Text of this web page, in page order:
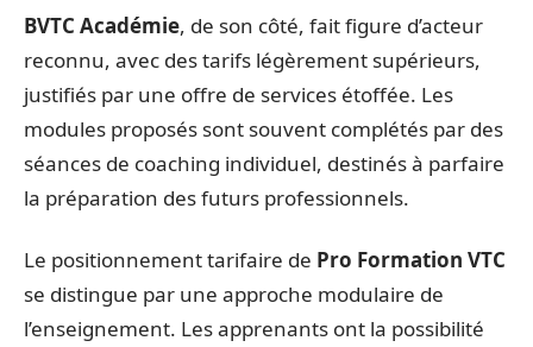
BVTC Académie, de son côté, fait figure d’acteur
reconnu, avec des tarifs légèrement supérieurs,
justifiés par une offre de services étoffée. Les
modules proposés sont souvent complétés par des
séances de coaching individuel, destinés à parfaire
la préparation des futurs professionnels.
Le positionnement tarifaire de Pro Formation VTC
se distingue par une approche modulaire de
l’enseignement. Les apprenants ont la possibilité